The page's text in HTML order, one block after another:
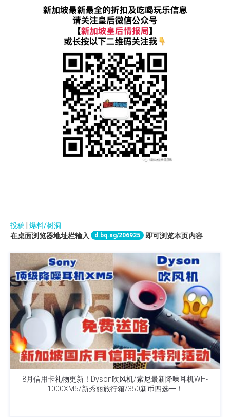
投稿 爆料/树洞
在桌面浏览器地址栏输入
d.bq.sg/206925 即可浏览本页内容
8月信用卡礼物更新！Dyson吹风机/索尼最新降噪耳机WH-
1000XM5/新秀丽旅行箱/350新币四选一！